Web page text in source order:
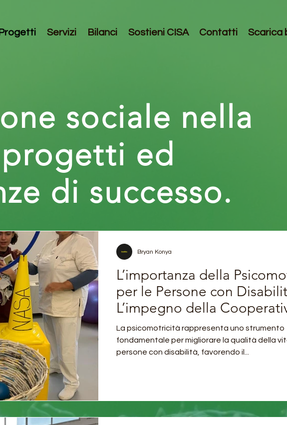
sociale nella
ed
di successo.
L’importanza della
per le Persone con
L’impegno della
CISA a Mercato Saraceno
La psicomotricità rappresenta uno strumento
fondamentale per migliorare la qualità della
persone con disabilità, favorendo il...
Bryan Konya
Progetti Servizi Bilanci Sostieni CISA Contatti Scarica